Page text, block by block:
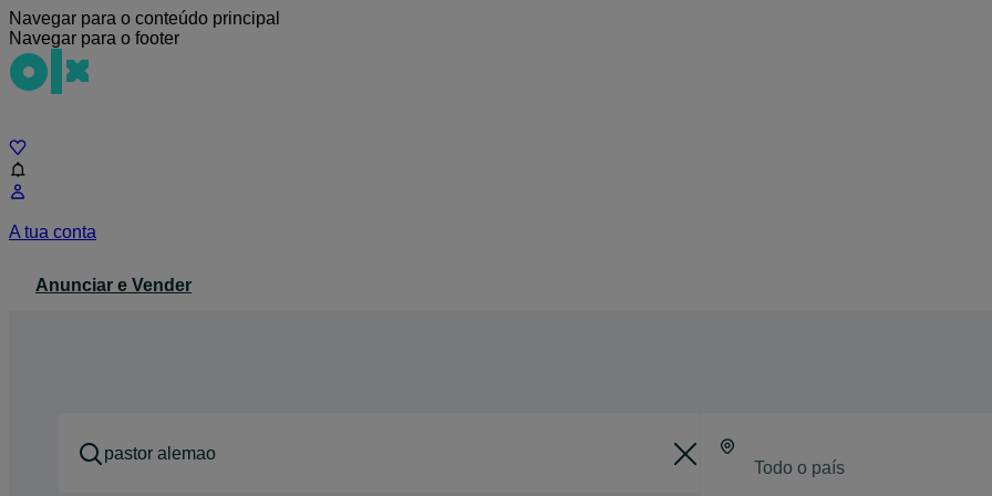
Navegar para o conteúdo principal
Navegar para o footer
A tua conta
Anunciar e Vender